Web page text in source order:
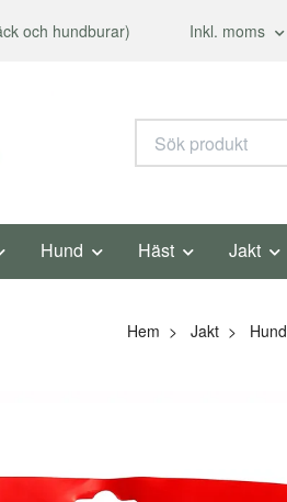
och hundburar) Inkl. moms
Hund Häst Jakt
Hem Jakt Hund